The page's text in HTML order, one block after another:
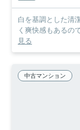
白を基調とした清
く爽快感もあるの
見る
中古マンション